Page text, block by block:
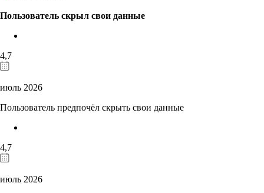
Пользователь скрыл свои данные
4,7
июль 2026
Пользователь предпочёл скрыть свои данные
4,7
июль 2026